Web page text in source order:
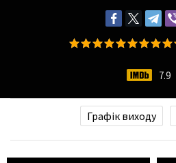
7.9
Графік виходу